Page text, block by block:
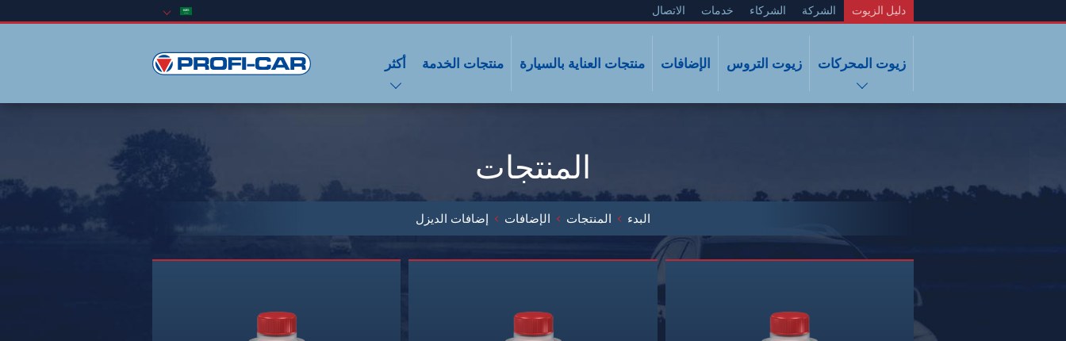
دليل الزيوت الشركة الشركاء خدمات الاتصال
زيوت المحركات زيوت التروس الإضافات منتجات العناية بالسيارة منتجات الخدمة أكثر
المنتجات
البدء المنتجات الإضافات إضافات الديزل